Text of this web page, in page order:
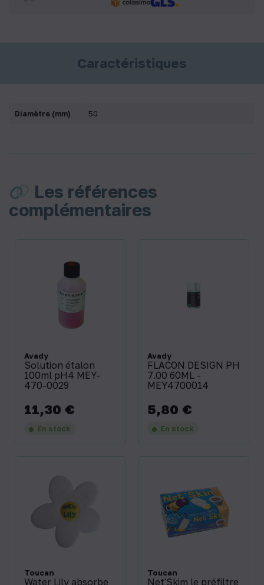
Caractéristiques
Diamètre (mm) 50
Les références
complémentaires
Avady
Solution étalon
100ml pH4 MEY-
470-0029
Prix
11,30 €
En stock
Avady
FLACON DESIGN PH
7.00 60ML -
MEY4700014
Prix
5,80 €
En stock
Toucan
Water Lily absorbe
Toucan
Net'Skim le préfiltre